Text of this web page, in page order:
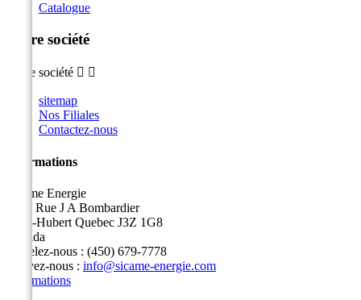
Catalogue
Notre société
Notre société  
sitemap
Nos Filiales
Contactez-nous
Informations
Sicame Energie
5400 Rue J A Bombardier
Saint-Hubert Quebec J3Z 1G8
Canada
Appelez-nous : (450) 679-7778
Écrivez-nous : info@sicame-energie.com
Informations